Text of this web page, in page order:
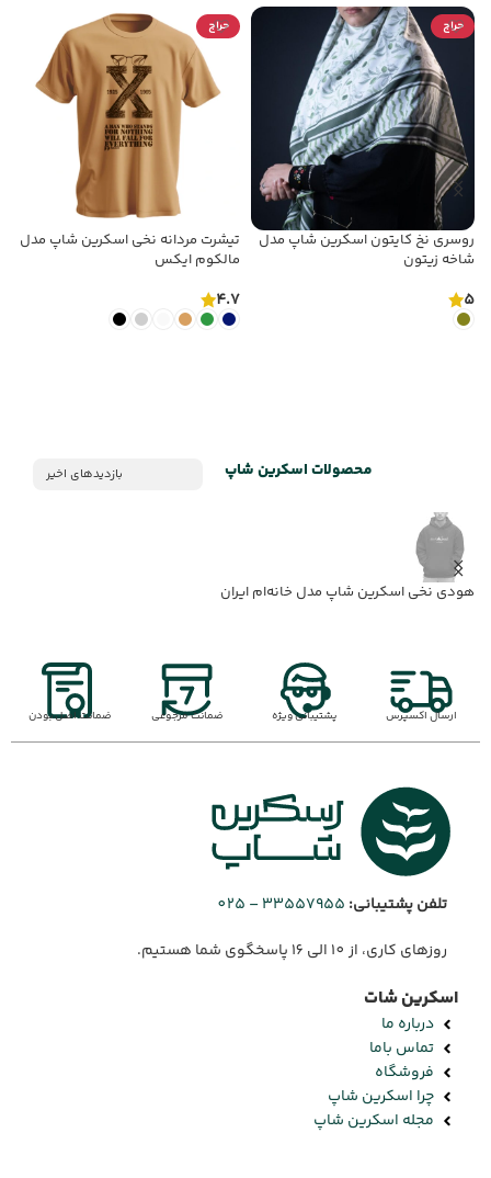
حراج
روسری نخ کایتون اسکرین شاپ مدل
شاخه زیتون
5
حراج
تیشرت مردانه نخی اسکرین شاپ مدل
مالکوم‌ ایکس
4.7
محصولات اسکرین شاپ بازدیدهای اخیر
هودی نخی اسکرین شاپ مدل خانه‌ام ایران
ارسال اکسپرس پشتیبانی ویژه ضمانت مرجوعی ضمانت اصل بودن
تلفن پشتیبانی: 33557955 – 025
روزهای کاری، از 10 الی 16 پاسخگوی شما هستیم.
اسکرین شات
درباره ما
تماس باما
فروشگاه
چرا اسکرین شاپ
مجله اسکرین شاپ